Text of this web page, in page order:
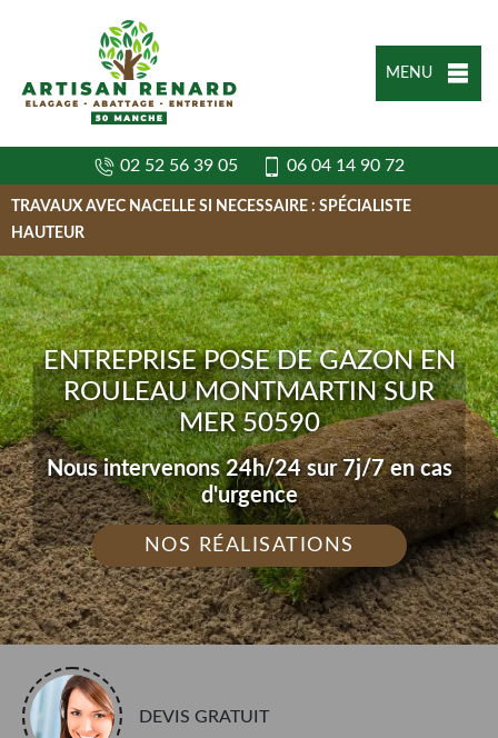
MENU
02 52 56 39 05 06 04 14 90 72
TRAVAUX AVEC NACELLE SI NECESSAIRE : SPÉCIALISTE
HAUTEUR
ENTREPRISE POSE DE GAZON EN
ROULEAU MONTMARTIN SUR
MER 50590
Nous intervenons 24h/24 sur 7j/7 en cas
d'urgence
NOS RÉALISATIONS
DEVIS GRATUIT